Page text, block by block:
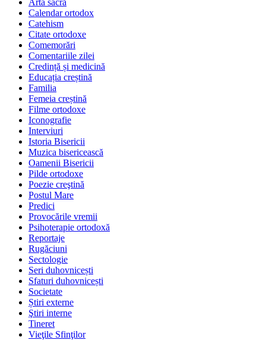
Calendar ortodox
Catehism
Citate ortodoxe
Comemorări
Comentariile zilei
Credință și medicină
Educația creștină
Familia
Femeia creștină
Filme ortodoxe
Iconografie
Interviuri
Istoria Bisericii
Muzica bisericească
Oamenii Bisericii
Pilde ortodoxe
Poezie creştină
Postul Mare
Predici
Provocările vremii
Psihoterapie ortodoxă
Reportaje
Rugăciuni
Sectologie
Seri duhovnicești
Sfaturi duhovnicești
Societate
Știri externe
Ştiri interne
Tineret
Vieţile Sfinţilor